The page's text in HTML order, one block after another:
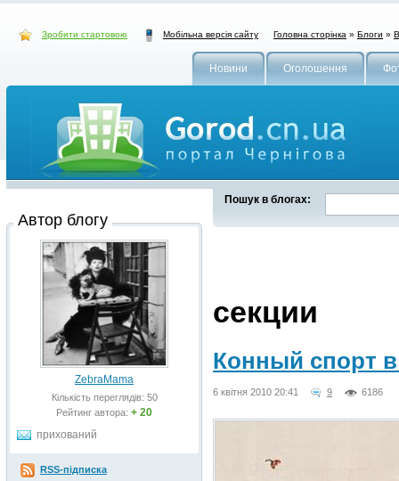
Зробити стартовою Мобільна версія сайту Головна сторінка » Блоги »
Новини Оголошення
Пошук в блогах:
секции
Конный спорт
6 квітня 2010 20:41 9 6186
Автор блогу
ZebraMama
Кількість переглядів: 50
Рейтинг автора: + 20
прихований
RSS-підписка